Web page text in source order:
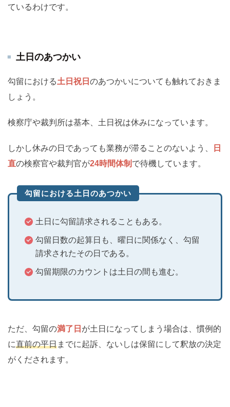
ているわけです。
土日のあつかい
勾留における土日祝日 のあつかいについても触れておきま
しょう。
検察庁や裁判所は基本、土日祝は休みになっています。
しかし休みの日であっても業務が滞ることのないよう、
日
直の検察官や裁判官が24時間体制 で待機しています。
勾留における土日のあつかい
土日に勾留請求されることもある。
勾留日数の起算日も、曜日に関係なく、勾留
請求されたその日である。
勾留期限のカウントは土日の間も進む。
ただ、勾留の満了日 が土日になってしまう場合は、慣例的
に直前の平日までに起訴、ないしは保留にして釈放の決定
がくだされます。